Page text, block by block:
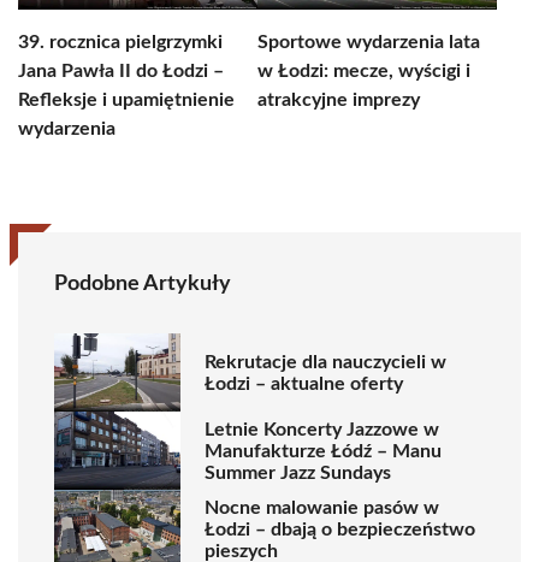
39. rocznica pielgrzymki
Jana Pawła II do Łodzi –
Refleksje i upamiętnienie
wydarzenia
Sportowe wydarzenia lata
w Łodzi: mecze, wyścigi i
atrakcyjne imprezy
Podobne Artykuły
Rekrutacje dla nauczycieli w
Łodzi – aktualne oferty
Letnie Koncerty Jazzowe w
Manufakturze Łódź – Manu
Summer Jazz Sundays
Nocne malowanie pasów w
Łodzi – dbają o bezpieczeństwo
pieszych